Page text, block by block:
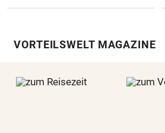
VORTEILSWELT MAGAZINE